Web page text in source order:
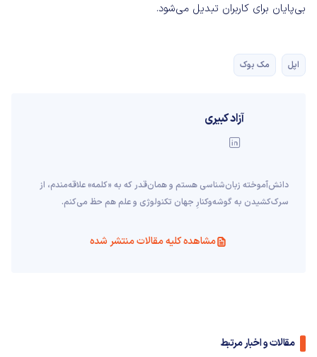
بی‌پایان برای کاربران تبدیل می‌شود.
اپل مک بوک
آزاد کبیری
دانش‌آموخته‌ زبان‌شناسی‌ هستم و همان‌قدر که به «کلمه» علاقه‌مندم، از
سرک‌کشیدن به گوشه‌وکنارِ جهان تکنولوژی و علم هم حظ می‌کنم.
مشاهده کلیه مقالات منتشر شده
مقالات و اخبار مرتبط